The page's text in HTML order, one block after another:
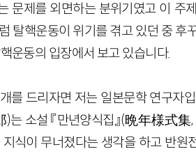
문제를 외면하는 분위기였고 이 주
탈핵운동이 위기를 겪고 있던 중 후
운동의 입장에서 보고 있습니다.
를 드리자면 저는 일본문학 연구자
소설 『만년양식집』(晩年様式集
식이 무너졌다는 생각을 하고 반원